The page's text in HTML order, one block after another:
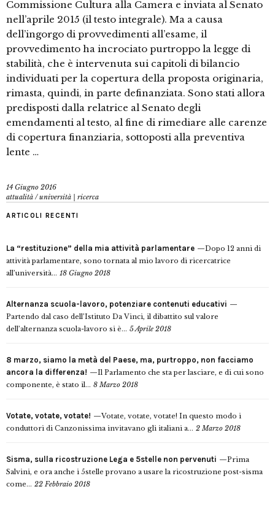
Commissione Cultura alla Camera e inviata al Senato
nell’aprile 2015 (il testo integrale). Ma a causa
dell’ingorgo di provvedimenti all’esame, il
provvedimento ha incrociato purtroppo la legge di
stabilità, che è intervenuta sui capitoli di bilancio
individuati per la copertura della proposta originaria,
rimasta, quindi, in parte definanziata. Sono stati allora
predisposti dalla relatrice al Senato degli
emendamenti al testo, al fine di rimediare alle carenze
di copertura finanziaria, sottoposti alla preventiva
lente …
14 Giugno 2016
attualità /università | ricerca
ARTICOLI RECENTI
La “restituzione” della mia attività parlamentare
Dopo 12 anni di
attività parlamentare, sono tornata al mio lavoro di ricercatrice
all’università... 18 Giugno 2018
Alternanza scuola-lavoro, potenziare contenuti educativi
Partendo dal caso dell’Istituto Da Vinci, il dibattito sul valore
dell’alternanza scuola-lavoro si è... 5 Aprile 2018
8 marzo, siamo la metà del Paese, ma, purtroppo, non facciamo
ancora la differenza!
Il Parlamento che sta per lasciare, e di cui sono
componente, è stato il... 8 Marzo 2018
Votate, votate, votate!
Votate, votate, votate! In questo modo i
conduttori di Canzonissima invitavano gli italiani a... 2 Marzo 2018
Sisma, sulla ricostruzione Lega e 5stelle non pervenuti
Prima
Salvini, e ora anche i 5stelle provano a usare la ricostruzione post-sisma
come... 22 Febbraio 2018